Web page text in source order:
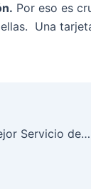
Por eso es
Una
Cómo Elegir el Mejor Servicio de Impresión Online